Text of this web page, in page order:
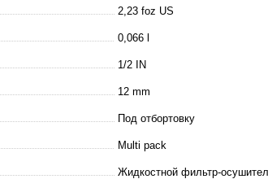
2,23 foz US
0,066 l
1/2 IN
12 mm
Под отбортовку
Multi pack
Жидкостной фильтр-